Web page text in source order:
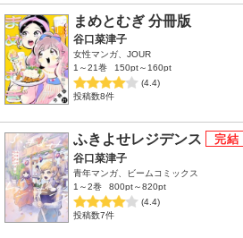
まめとむぎ 分冊版
谷口菜津子
女性マンガ、JOUR
1～21巻
150pt～160pt
(4.4)
投稿数8件
ふきよせレジデンス
谷口菜津子
青年マンガ、ビームコミックス
1～2巻
800pt～820pt
(4.4)
投稿数7件